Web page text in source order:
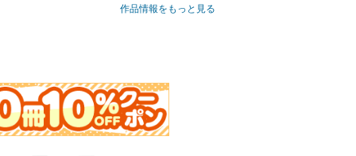
作品情報をもっと見る